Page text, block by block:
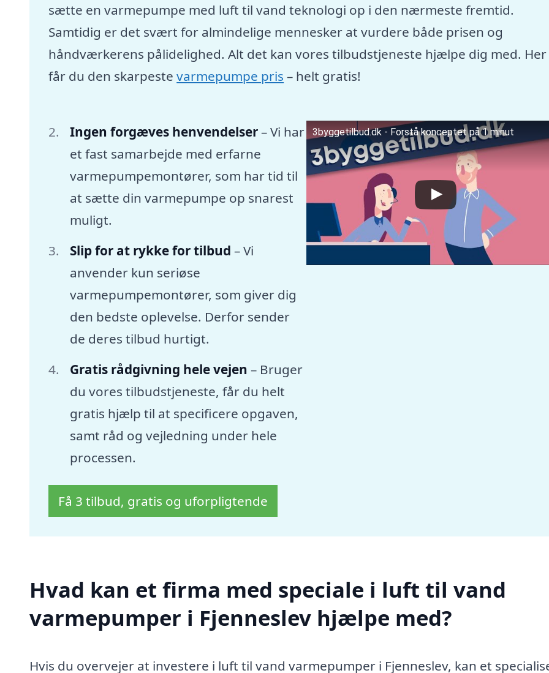
sætte en varmepumpe med luft til vand teknologi op i den nærmeste fremtid.
Samtidig er det svært for almindelige mennesker at vurdere både prisen og
håndværkerens pålidelighed. Alt det kan vores tilbudstjeneste hjælpe dig med. Her
får du den skarpestevarmepumpe pris – helt gratis!
Ingen forgæves henvendelser– Vi har
et fast samarbejde med erfarne
varmepumpemontører, som har tid til
at sætte din varmepumpe op snarest
muligt.
Slip for at rykke for tilbud – Vi
anvender kun seriøse
varmepumpemontører, som giver dig
den bedste oplevelse. Derfor sender
de deres tilbud hurtigt.
Gratis rådgivning hele vejen – Bruger
du vores tilbudstjeneste, får du helt
gratis hjælp til at specificere opgaven,
samt råd og vejledning under hele
processen.
3byggetilbud.dk - Forstå konceptet på 1 minut
Få 3 tilbud, gratis og uforpligtende
Hvad kan et firma med speciale i luft til vand
varmepumper i Fjenneslev hjælpe med?
Hvis du overvejer at investere i luft til vand varmepumper i Fjenneslev, kan et